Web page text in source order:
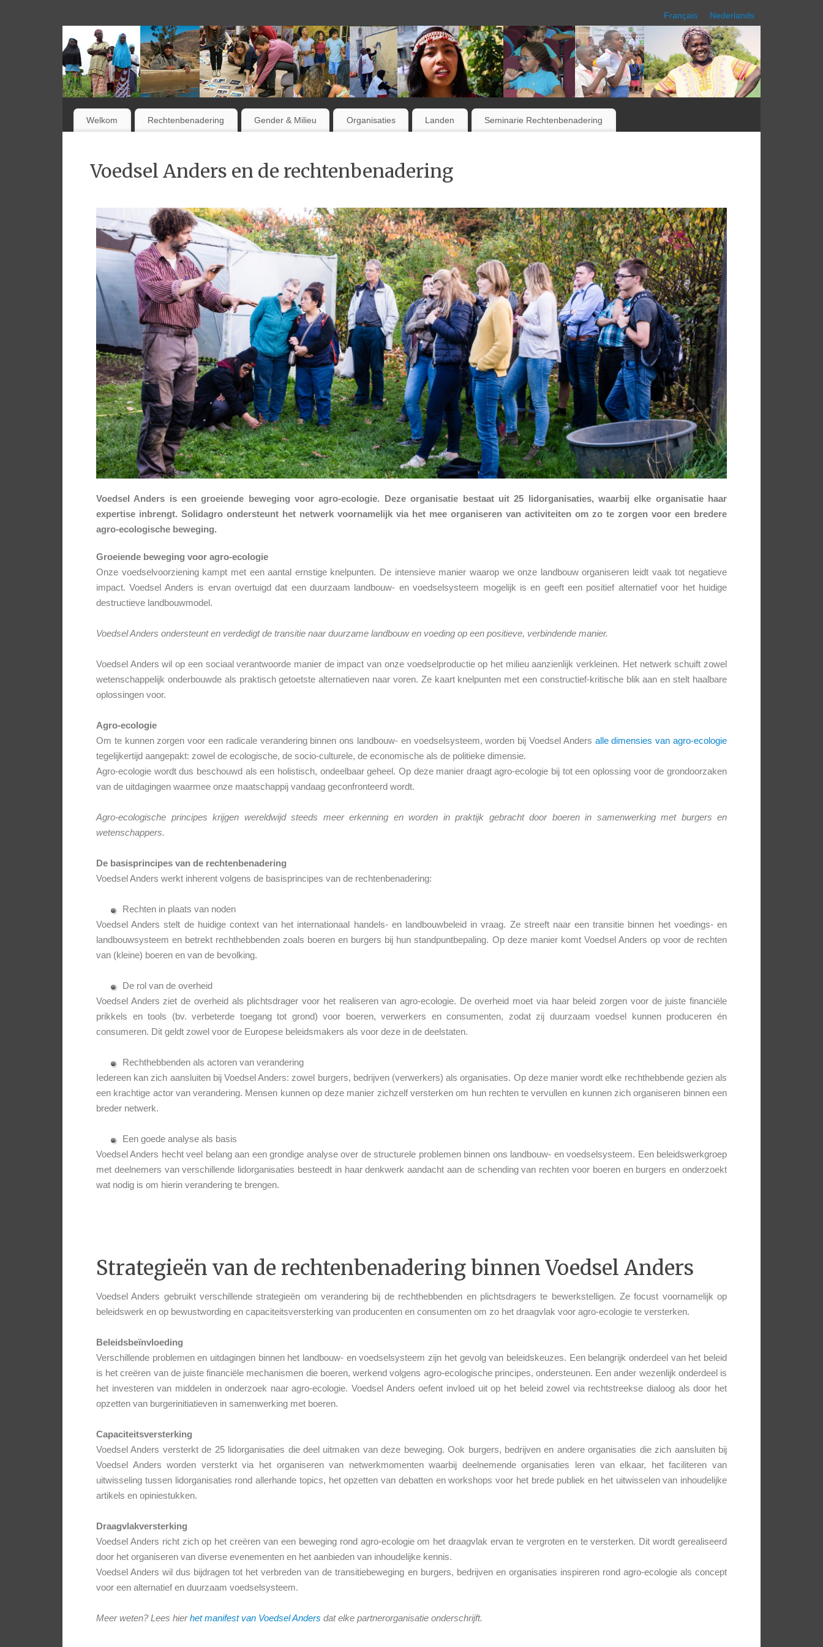
Français Nederlands
Welkom Rechtenbenadering Gender & Milieu Organisaties Landen Seminarie Rechtenbenadering
Voedsel Anders en de rechtenbenadering
Voedsel Anders is een groeiende beweging voor agro-ecologie. Deze organisatie bestaat uit 25 lidorganisaties, waarbij elke organisatie haar
expertise inbrengt. Solidagro ondersteunt het netwerk voornamelijk via het mee organiseren van activiteiten om zo te zorgen voor een bredere
agro-ecologische beweging.
Groeiende beweging voor agro-ecologie
Onze voedselvoorziening kampt met een aantal ernstige knelpunten. De intensieve manier waarop we onze landbouw organiseren leidt vaak tot negatieve
impact. Voedsel Anders is ervan overtuigd dat een duurzaam landbouw- en voedselsysteem mogelijk is en geeft een positief alternatief voor het huidige
destructieve landbouwmodel.
Voedsel Anders ondersteunt en verdedigt de transitie naar duurzame landbouw en voeding op een positieve, verbindende manier.
Voedsel Anders wil op een sociaal verantwoorde manier de impact van onze voedselproductie op het milieu aanzienlijk verkleinen. Het netwerk schuift zowel
wetenschappelijk onderbouwde als praktisch getoetste alternatieven naar voren. Ze kaart knelpunten met een constructief-kritische blik aan en stelt haalbare
oplossingen voor.
Agro-ecologie
Om te kunnen zorgen voor een radicale verandering binnen ons landbouw- en voedselsysteem, worden bij Voedsel Anders alle dimensies van agro-ecologie
tegelijkertijd aangepakt: zowel de ecologische, de socio-culturele, de economische als de politieke dimensie.
Agro-ecologie wordt dus beschouwd als een holistisch, ondeelbaar geheel. Op deze manier draagt agro-ecologie bij tot een oplossing voor de grondoorzaken
van de uitdagingen waarmee onze maatschappij vandaag geconfronteerd wordt.
Agro-ecologische principes krijgen wereldwijd steeds meer erkenning en worden in praktijk gebracht door boeren in samenwerking met burgers en
wetenschappers.
De basisprincipes van de rechtenbenadering
Voedsel Anders werkt inherent volgens de basisprincipes van de rechtenbenadering:
Rechten in plaats van noden
Voedsel Anders stelt de huidige context van het internationaal handels- en landbouwbeleid in vraag. Ze streeft naar een transitie binnen het voedings- en
landbouwsysteem en betrekt rechthebbenden zoals boeren en burgers bij hun standpuntbepaling. Op deze manier komt Voedsel Anders op voor de rechten
van (kleine) boeren en van de bevolking.
De rol van de overheid
Voedsel Anders ziet de overheid als plichtsdrager voor het realiseren van agro-ecologie. De overheid moet via haar beleid zorgen voor de juiste financiële
prikkels en tools (bv. verbeterde toegang tot grond) voor boeren, verwerkers en consumenten, zodat zij duurzaam voedsel kunnen produceren én
consumeren. Dit geldt zowel voor de Europese beleidsmakers als voor deze in de deelstaten.
Rechthebbenden als actoren van verandering
Iedereen kan zich aansluiten bij Voedsel Anders: zowel burgers, bedrijven (verwerkers) als organisaties. Op deze manier wordt elke rechthebbende gezien als
een krachtige actor van verandering. Mensen kunnen op deze manier zichzelf versterken om hun rechten te vervullen en kunnen zich organiseren binnen een
breder netwerk.
Een goede analyse als basis
Voedsel Anders hecht veel belang aan een grondige analyse over de structurele problemen binnen ons landbouw- en voedselsysteem. Een beleidswerkgroep
met deelnemers van verschillende lidorganisaties besteedt in haar denkwerk aandacht aan de schending van rechten voor boeren en burgers en onderzoekt
wat nodig is om hierin verandering te brengen.
Strategieën van de rechtenbenadering binnen Voedsel Anders
Voedsel Anders gebruikt verschillende strategieën om verandering bij de rechthebbenden en plichtsdragers te bewerkstelligen. Ze focust voornamelijk op
beleidswerk en op bewustwording en capaciteitsversterking van producenten en consumenten om zo het draagvlak voor agro-ecologie te versterken.
Beleidsbeïnvloeding
Verschillende problemen en uitdagingen binnen het landbouw- en voedselsysteem zijn het gevolg van beleidskeuzes. Een belangrijk onderdeel van het beleid
is het creëren van de juiste financiële mechanismen die boeren, werkend volgens agro-ecologische principes, ondersteunen. Een ander wezenlijk onderdeel is
het investeren van middelen in onderzoek naar agro-ecologie. Voedsel Anders oefent invloed uit op het beleid zowel via rechtstreekse dialoog als door het
opzetten van burgerinitiatieven in samenwerking met boeren.
Capaciteitsversterking
Voedsel Anders versterkt de 25 lidorganisaties die deel uitmaken van deze beweging. Ook burgers, bedrijven en andere organisaties die zich aansluiten bij
Voedsel Anders worden versterkt via het organiseren van netwerkmomenten waarbij deelnemende organisaties leren van elkaar, het faciliteren van
uitwisseling tussen lidorganisaties rond allerhande topics, het opzetten van debatten en workshops voor het brede publiek en het uitwisselen van inhoudelijke
artikels en opiniestukken.
Draagvlakversterking
Voedsel Anders richt zich op het creëren van een beweging rond agro-ecologie om het draagvlak ervan te vergroten en te versterken. Dit wordt gerealiseerd
door het organiseren van diverse evenementen en het aanbieden van inhoudelijke kennis.
Voedsel Anders wil dus bijdragen tot het verbreden van de transitiebeweging en burgers, bedrijven en organisaties inspireren rond agro-ecologie als concept
voor een alternatief en duurzaam voedselsysteem.
Meer weten? Lees hierhet manifest van Voedsel Anders dat elke partnerorganisatie onderschrijft.